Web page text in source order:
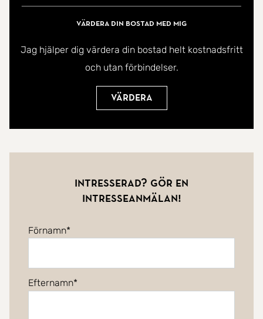
Värdera din bostad med mig
Jag hjälper dig värdera din bostad helt kostnadsfritt
och utan förbindelser.
Värdera
Intresserad? Gör en
intresseanmälan!
Förnamn
Efternamn